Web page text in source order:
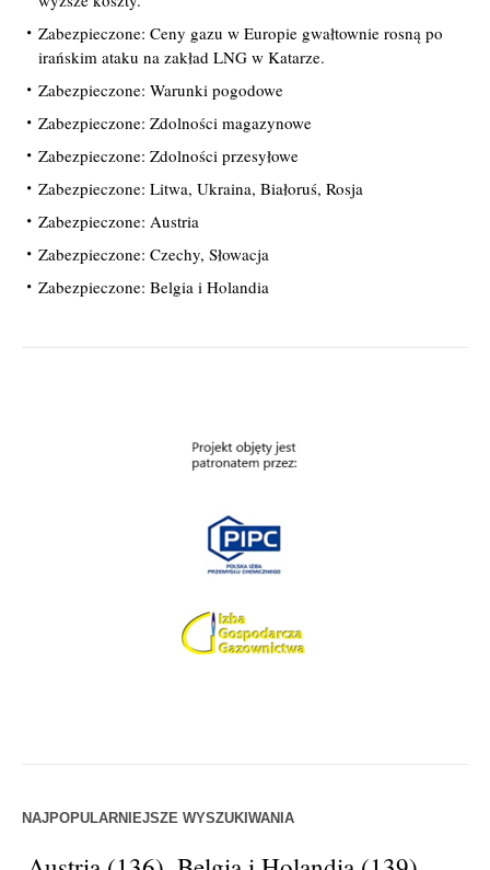
Zabezpieczone: Ceny gazu w Europie gwałtownie rosną po
irańskim ataku na zakład LNG w Katarze.
Zabezpieczone: Warunki pogodowe
Zabezpieczone: Zdolności magazynowe
Zabezpieczone: Zdolności przesyłowe
Zabezpieczone: Litwa, Ukraina, Białoruś, Rosja
Zabezpieczone: Austria
Zabezpieczone: Czechy, Słowacja
Zabezpieczone: Belgia i Holandia
NAJPOPULARNIEJSZE WYSZUKIWANIA